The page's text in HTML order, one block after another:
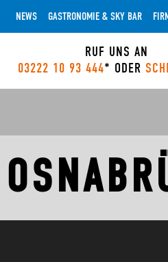
NEWS GASTRONOMIE & SKY BAR
RUF UNS AN
03222 10 93 444* ODER